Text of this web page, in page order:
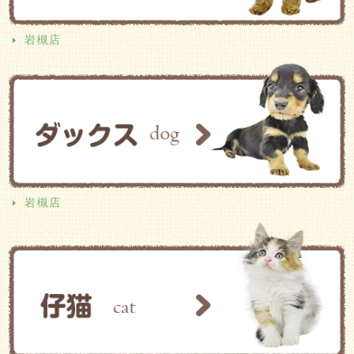
岩槻店
岩槻店